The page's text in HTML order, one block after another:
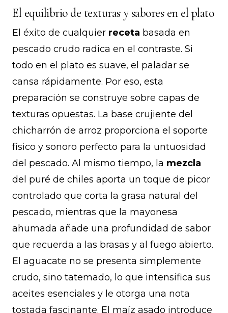
El equilibrio de texturas y sabores en el plato
El éxito de cualquier receta basada en
pescado crudo radica en el contraste. Si
todo en el plato es suave, el paladar se
cansa rápidamente. Por eso, esta
preparación se construye sobre capas de
texturas opuestas. La base crujiente del
chicharrón de arroz proporciona el soporte
físico y sonoro perfecto para la untuosidad
del pescado. Al mismo tiempo, la mezcla
del puré de chiles aporta un toque de picor
controlado que corta la grasa natural del
pescado, mientras que la mayonesa
ahumada añade una profundidad de sabor
que recuerda a las brasas y al fuego abierto.
El aguacate no se presenta simplemente
crudo, sino tatemado, lo que intensifica sus
aceites esenciales y le otorga una nota
tostada fascinante. El maíz asado introduce